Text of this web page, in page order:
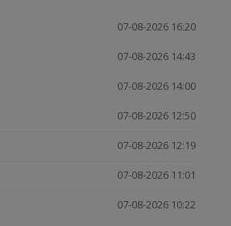
07-08-2026 16:20
07-08-2026 14:43
07-08-2026 14:00
07-08-2026 12:50
07-08-2026 12:19
07-08-2026 11:01
07-08-2026 10:22